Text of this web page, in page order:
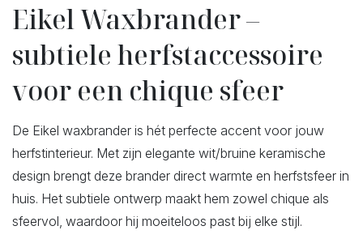
Eikel Waxbrander –
subtiele herfstaccessoire
voor een chique sfeer
De Eikel waxbrander is hét perfecte accent voor jouw
herfstinterieur. Met zijn elegante wit/bruine keramische
design brengt deze brander direct warmte en herfstsfeer in
huis. Het subtiele ontwerp maakt hem zowel chique als
sfeervol, waardoor hij moeiteloos past bij elke stijl.